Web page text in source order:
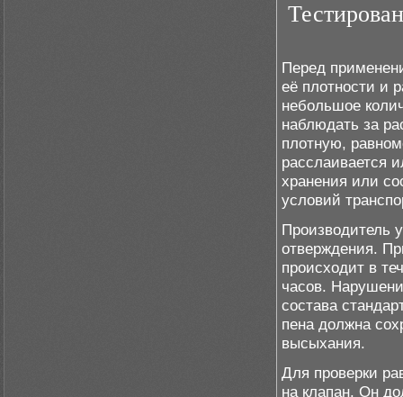
Перед
её плотности и
небольшое
наблюдать за
плотную,
расслаивается
хранения или
условий
Производитель
отверждения.
происходит в
часов.
состава
пена должна
высыхания.
Для проверки
на клапан. Он